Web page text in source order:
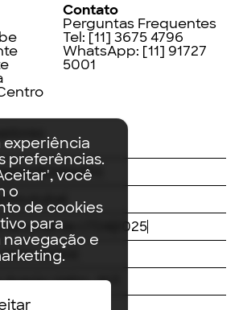
experiência
preferências.
você
o
de cookies
para
e
Contato
Perguntas Frequentes
Tel: [11] 3675 4796
WhatsApp: [11] 91727
5001
LinkedIn
Youtube
LTDA
2025
Valim, 167